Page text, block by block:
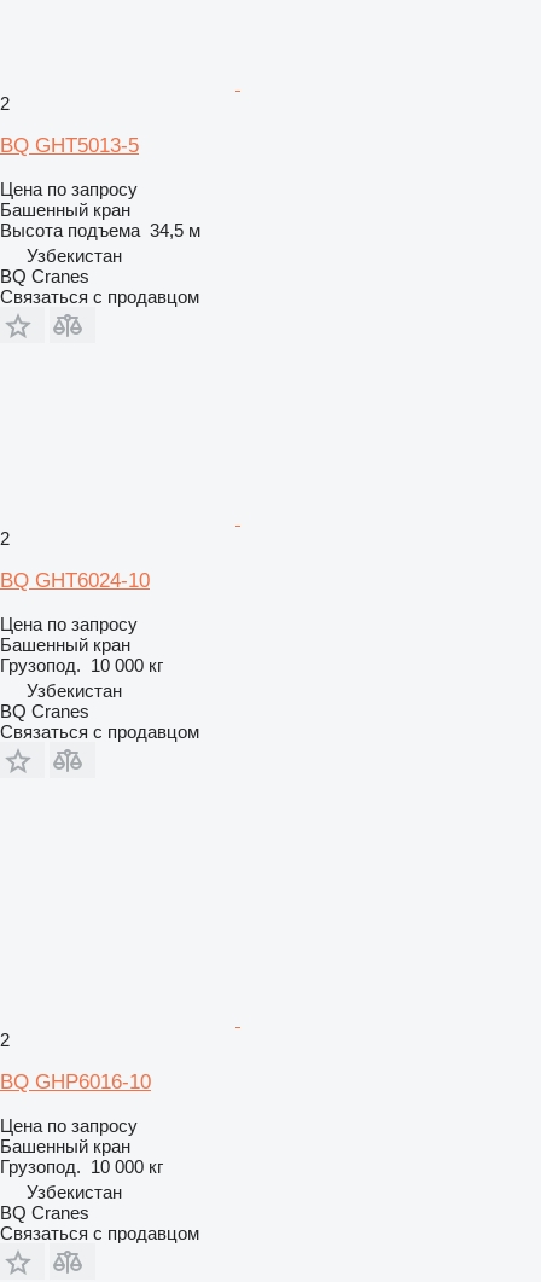
2
BQ GHT5013-5
Цена по запросу
Башенный кран
Высота подъема 34,5 м
Узбекистан
BQ Cranes
Связаться с продавцом
2
BQ GHT6024-10
Цена по запросу
Башенный кран
Грузопод. 10 000 кг
Узбекистан
BQ Cranes
Связаться с продавцом
2
BQ GHP6016-10
Цена по запросу
Башенный кран
Грузопод. 10 000 кг
Узбекистан
BQ Cranes
Связаться с продавцом